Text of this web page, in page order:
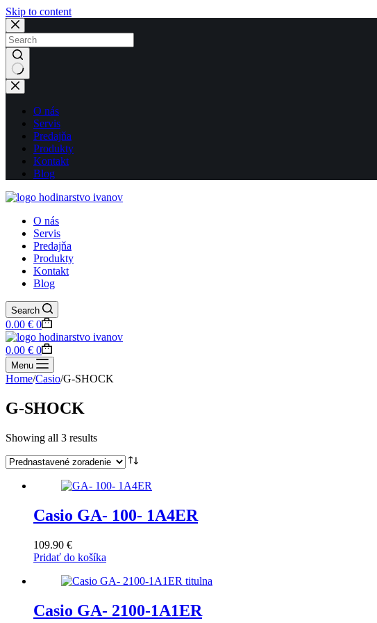
Skip to content
No
results
O nás
Servis
Predajňa
Produkty
Kontakt
Blog
O nás
Servis
Predajňa
Produkty
Kontakt
Blog
Search
Shopping
cart
0.00 € 0
Shopping
cart
0.00 € 0
Menu
Home/Casio/G-SHOCK
G-SHOCK
Showing all 3 results
Casio GA- 100- 1A4ER
109.90 €
Pridať do košíka
Casio GA- 2100-1A1ER